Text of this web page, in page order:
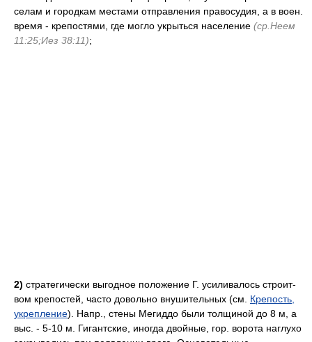
селам и городкам местами отправления правосудия, а в воен.
время - крепостями, где могло укрыться население (ср.Неем
11:25;Иез 38:11);
2) стратегически выгодное положение Г. усиливалось строит-
вом крепостей, часто довольно внушительных (см. Крепость,
укрепление). Напр., стены Мегиддо были толщиной до 8 м, а
выc. - 5-10 м. Гигантские, иногда двойные, гор. ворота наглухо